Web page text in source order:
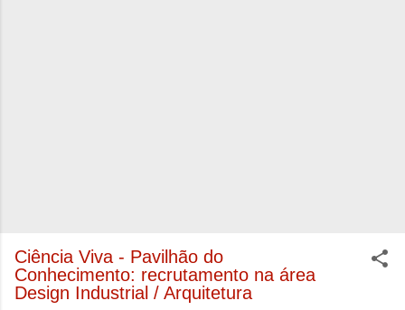
Ciência Viva - Pavilhão do
Conhecimento: recrutamento na área
Design Industrial / Arquitetura